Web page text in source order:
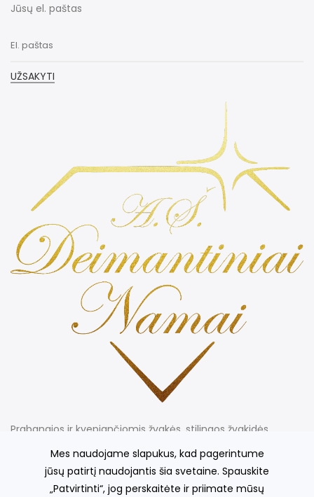
Jūsų el. paštas
Prabangios ir kvepiančiomis žvakės, stilingos žvakidės,
kvepiančios gėlės, išskirtinių indų kolekcija, šilko gaminiai ir
Mes naudojame slapukus, kad pagerintume
jūsų patirtį naudojantis šia svetaine. Spauskite
„Patvirtinti“, jog perskaitėte ir priimate mūsų